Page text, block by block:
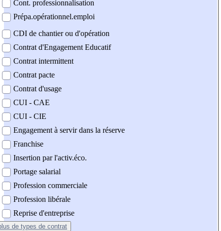
Cont. professionnalisation
Prépa.opérationnel.emploi
CDI de chantier ou d'opération
Contrat d'Engagement Educatif
Contrat intermittent
Contrat pacte
Contrat d'usage
CUI - CAE
CUI - CIE
Engagement à servir dans la réserve
Franchise
Insertion par l'activ.éco.
Portage salarial
Profession commerciale
Profession libérale
Reprise d'entreprise
de types de contrat